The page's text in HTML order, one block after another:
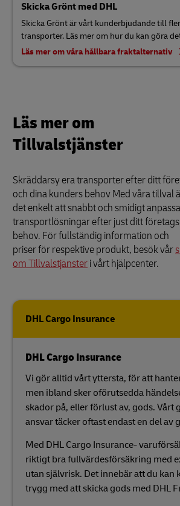
Skicka Grönt med DHL
Skicka Grönt är vårt kunderbjudande till
transporter. Läs mer om hur du kan göra
Läs mer om våra hållbara fraktalternativ
Läs mer om
Tillvalstjänster
Skräddarsy era transporter efter ditt
och dina kunders behov Med våra tillval
det enkelt att snabbt och smidigt anpassa
transportlösningar efter just ditt företags
behov. För fullständig information och
priser för respektive produkt, besök vår
om Tillvalstjänsteri vårt hjälpcenter.
DHL Cargo Insurance
DHL Cargo Insurance
Vi gör alltid vårt yttersta, för att
men ibland sker oförutsedda
skador på, eller förlust av, gods. Vårt
ansvar täcker oftast endast en del av
Med DHL Cargo Insurance-
riktigt bra fullvärdesförsäkring med
utan självrisk. Det innebär att du kan
trygg med att skicka gods med DHL